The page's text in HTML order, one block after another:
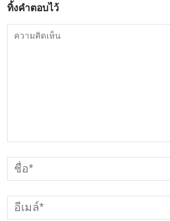
ทิ้งคำตอบไว้